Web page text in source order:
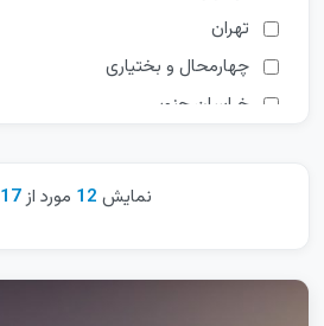
تهران
چهارمحال و بختیاری
خراسان جنوبی
نمایش 12 مورد از17